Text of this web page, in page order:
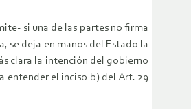
si una de las partes no firma
se deja en manos del Estado la
clara la intención del gobierno
entender el inciso b) del Art. 29